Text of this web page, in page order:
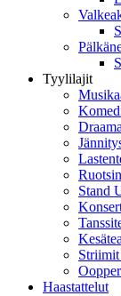
Tyylilajit
Draama
Stand
Haastattelut